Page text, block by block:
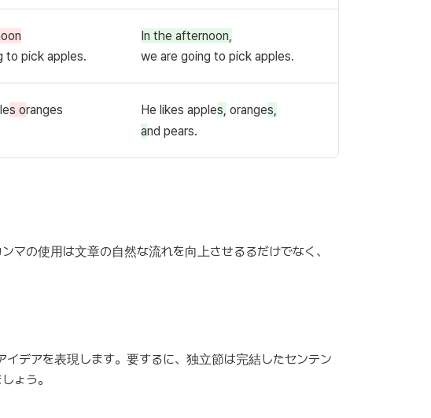
to pick apples.
In the afternoon,
we are going to pick apples.
s oranges
He likes apples, oranges,
and pears.
マの使用は文章の自然な流れを向上させるるだけでなく、
デアを表現します。要するに、独立節は完結したセンテン
ょう。